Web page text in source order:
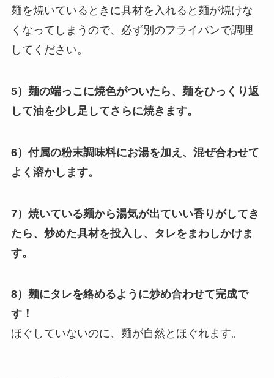
麺を焼いているときに具材を入れると麺が焼けな
くなってしまうので、必ず別のフライパンで調理
してください。
5）麺の端っこに焼色がついたら、麺をひっくり返
して油を少し足してさらに焼きます。
6）付属の粉末調味料にお湯を加え、混ぜ合わせて
よく溶かします。
7）焼いている麺から湯気が出ていい香りがしてき
たら、炒めた具材を投入し、タレをまわしかけま
す。
8）麺にタレを絡めるように炒め合わせて完成で
す！
ほぐしていないのに、麺が自然とほぐれます。